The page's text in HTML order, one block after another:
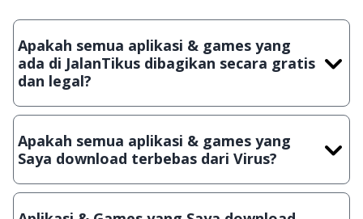
Apakah semua aplikasi & games yang
ada di JalanTikus dibagikan secara gratis
dan legal?
Ya, JalanTikus hanya membagikan aplikasi & games yang
crack, patch atau semacamnya.
Apakah semua aplikasi & games yang
Saya download terbebas dari Virus?
Ya, JalanTikus selalu melakukan scanning dengan 3 jenis